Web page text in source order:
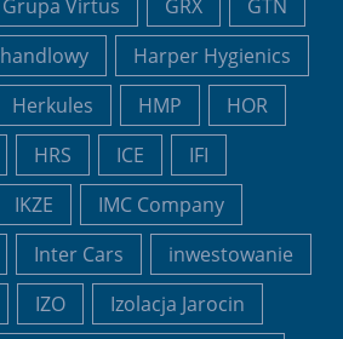
Grupa Virtus GRX
GTN
handlowy
Harper Hygienics
Herkules HMP
HOR
HRS ICE
IFI
IKZE
IMC Company
Inter Cars
inwestowanie
IZO
Izolacja Jarocin